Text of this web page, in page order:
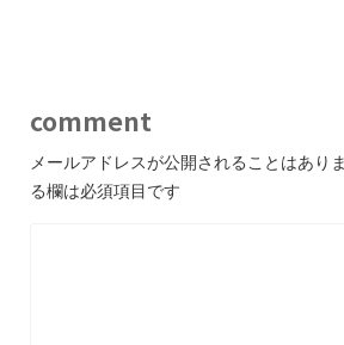
comment
メールアドレスが公開されることはありま
る欄は必須項目です